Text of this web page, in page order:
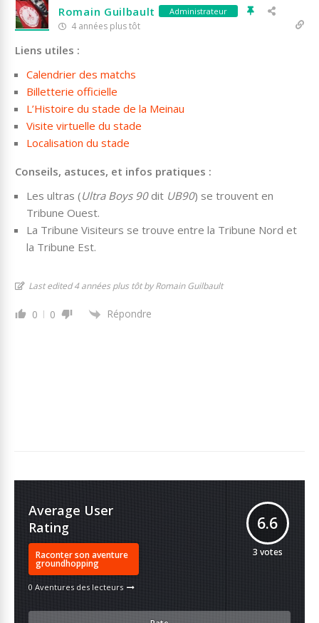
Romain Guilbault Administrateur
4 années plus tôt
Liens utiles :
Calendrier des matchs
Billetterie officielle
L’Histoire du stade de la Meinau
Visite virtuelle du stade
Localisation du stade
Conseils, astuces, et infos pratiques :
Les ultras (Ultra Boys 90dit UB90) se trouvent en
Tribune Ouest.
La Tribune Visiteurs se trouve entre la Tribune Nord et
la Tribune Est.
Last edited 4 années plus tôt by Romain Guilbault
0 0 Répondre
Average User
Rating
Raconter son aventure
groundhopping
0 Aventures des lecteurs
6.6
3 votes